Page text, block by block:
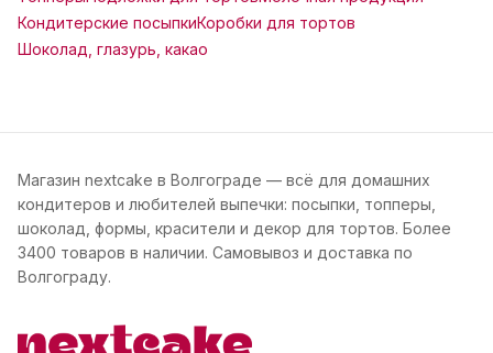
Кондитерские посыпкиКоробки для тортов
Шоколад, глазурь, какао
Магазин nextcake в Волгограде — всё для домашних
кондитеров и любителей выпечки: посыпки, топперы,
шоколад, формы, красители и декор для тортов. Более
3400 товаров в наличии. Самовывоз и доставка по
Волгограду.